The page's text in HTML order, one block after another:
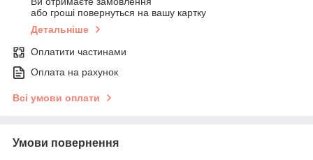
або гроші повернуться на вашу картку
Детальніше
Оплатити частинами
Оплата на рахунок
Всі умови оплати
Умови повернення